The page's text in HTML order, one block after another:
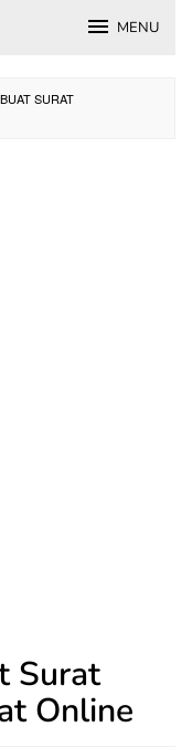
MENU
SURAT
Surat
Online